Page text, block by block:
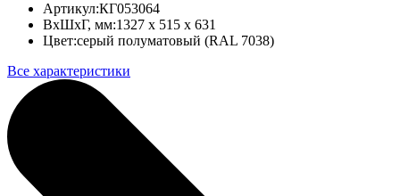
Артикул:КГ053064
ВхШхГ, мм:1327 x 515 x 631
Цвет:серый полуматовый (RAL 7038)
Все характеристики